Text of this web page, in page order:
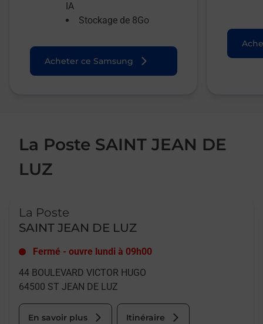
IA
Stockage de 8Go
Acheter ce Samsung
La Poste SAINT JEAN DE
LUZ
La Poste
SAINT JEAN DE LUZ
Fermé - ouvre lundi à 09h00
44 BOULEVARD VICTOR HUGO
64500 ST JEAN DE LUZ
En savoir plus Itinéraire